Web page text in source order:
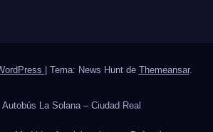
Tema: News Hunt de Themeansar.
Autobús La Solana – Ciudad Real